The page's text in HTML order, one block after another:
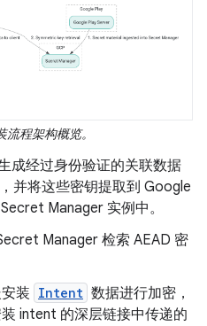
流程架构概览。
成经过身份验证的关联数据
并将这些密钥提取到 Google
Manager 实例中。
Manager 检索 AEAD 密
装 Intent 数据进行加密，
intent 的深层链接中传递的